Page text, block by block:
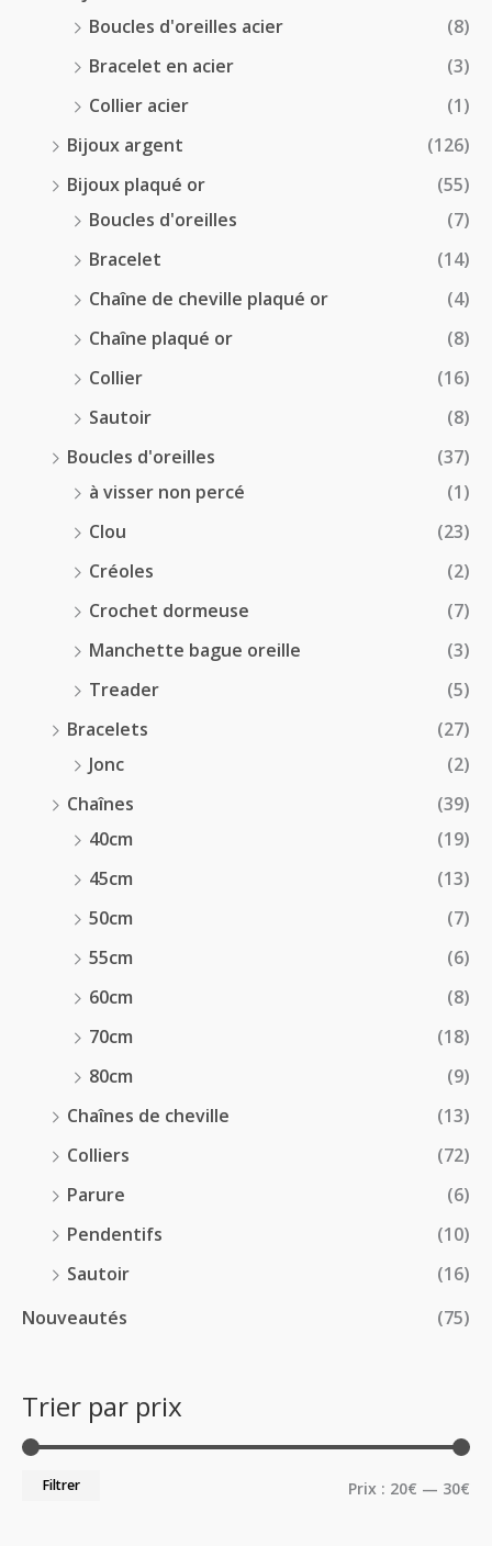
Boucles d'oreilles acier
(8)
Bracelet en acier
(3)
Collier acier
(1)
Bijoux argent
(126)
Bijoux plaqué or
(55)
Boucles d'oreilles
(7)
Bracelet
(14)
Chaîne de cheville plaqué or
(4)
Chaîne plaqué or
(8)
Collier
(16)
Sautoir
(8)
Boucles d'oreilles
(37)
à visser non percé
(1)
Clou
(23)
Créoles
(2)
Crochet dormeuse
(7)
Manchette bague oreille
(3)
Treader
(5)
Bracelets
(27)
Jonc
(2)
Chaînes
(39)
40cm
(19)
45cm
(13)
50cm
(7)
55cm
(6)
60cm
(8)
70cm
(18)
80cm
(9)
Chaînes de cheville
(13)
Colliers
(72)
Parure
(6)
Pendentifs
(10)
Sautoir
(16)
Nouveautés
(75)
Trier par prix
Filtrer Prix : 20€ — 30€